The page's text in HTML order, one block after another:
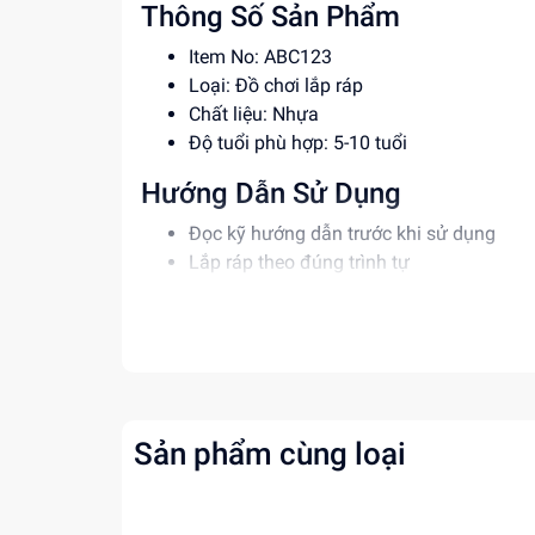
Thông Số Sản Phẩm
Item No: ABC123
Loại: Đồ chơi lắp ráp
Chất liệu: Nhựa
Độ tuổi phù hợp: 5-10 tuổi
Hướng Dẫn Sử Dụng
Đọc kỹ hướng dẫn trước khi sử dụng
Lắp ráp theo đúng trình tự
Tăng cường khả năng phối hợp và cân
Sản phẩm cùng loại